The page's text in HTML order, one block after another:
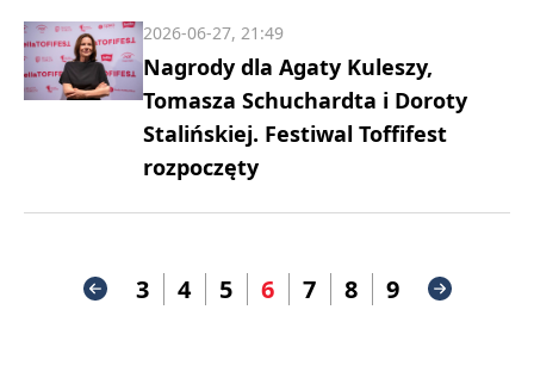
Nagrody dla Agaty Kuleszy,
Tomasza Schuchardta i Doroty
Stalińskiej. Festiwal Toffifest
rozpoczęty
2026-06-27, 21:49
3 4 5 6 7 8 9